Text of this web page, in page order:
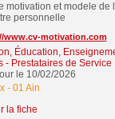
motivation et modele
personnelle
www.cv-motivation.com
Éducation,
- Prestataires de Service
le 10/02/2026
- 01 Ain
la fiche